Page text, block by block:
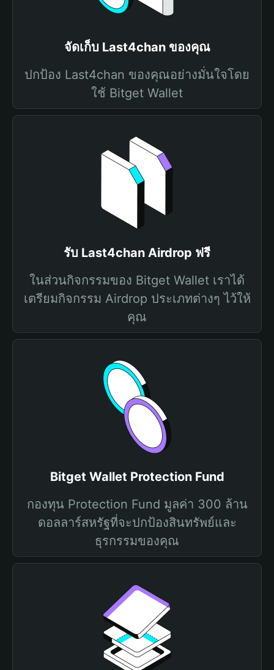
จัดเก็บ Last4chan ของคุณ
ปกป้อง Last4chan ของคุณอย่างมั่นใจโดย
ใช้ Bitget Wallet
รับ Last4chan Airdrop ฟรี
ในส่วนกิจกรรมของ Bitget Wallet เราได้
เตรียมกิจกรรม Airdrop ประเภทต่างๆ ไว้ให้
คุณ
Bitget Wallet Protection Fund
กองทุน Protection Fund มูลค่า 300 ล้าน
ดอลลาร์สหรัฐที่จะปกป้องสินทรัพย์และ
ธุรกรรมของคุณ